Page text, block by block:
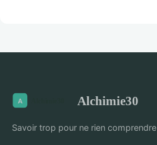
Alchimie30
Savoir trop pour ne rien comprendre